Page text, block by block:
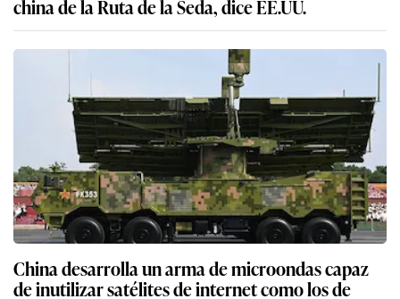
china de la Ruta de la Seda, dice EE.UU.
China desarrolla un arma de microondas capaz
de inutilizar satélites de internet como los de